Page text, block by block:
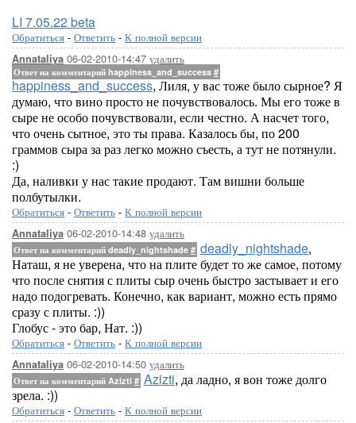
LI 7.05.22 beta
Обратиться - Ответить - К полной версии
Annataliya 06-02-2010-14:47 удалить
Ответ на комментарий happiness_and_success #
happiness_and_success, Лиля, у вас тоже было сырное? Я
думаю, что вино просто не почувствовалось. Мы его тоже в
сыре не особо почувствовали, если честно. А насчет того,
что очень сытное, это ты права. Казалось бы, по 200
граммов сыра за раз легко можно съесть, а тут не потянули.
:)
Да, наливки у нас такие продают. Там вишни больше
полбутылки.
Обратиться - Ответить - К полной версии
Annataliya 06-02-2010-14:48 удалить
Ответ на комментарий deadly_nightshade # deadly_nightshade,
Наташ, я не уверена, что на плите будет то же самое, потому
что после снятия с плиты сыр очень быстро застывает и его
надо подогревать. Конечно, как вариант, можно есть прямо
сразу с плиты. :))
Глобус - это бар, Нат. :))
Обратиться - Ответить - К полной версии
Annataliya 06-02-2010-14:50 удалить
Ответ на комментарий Azizti # Azizti, да ладно, я вон тоже долго
зрела. :))
Обратиться - Ответить - К полной версии